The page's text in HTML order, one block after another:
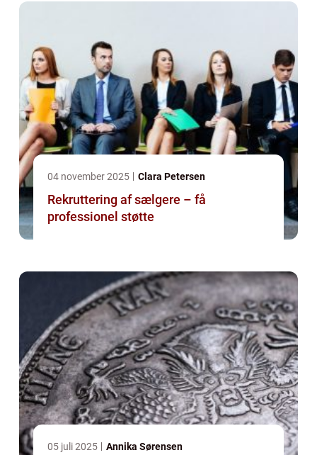
04 november 2025 Clara Petersen
Rekruttering af sælgere – få
professionel støtte
05 juli 2025 Annika Sørensen